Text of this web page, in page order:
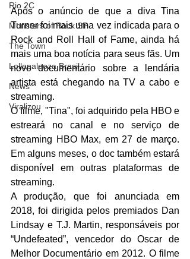
Rio 2C
Monsters of Rock SP
The Town
Lollapalooza Brasil
News
Viralizou
Após o anúncio de que a diva Tina
Turner foi mais uma vez indicada para o
Rock and Roll Hall of Fame, ainda há
mais uma boa notícia para seus fãs. Um
novo documentário sobre a lendária
artista está chegando na TV a cabo e
streaming.
O filme, "Tina", foi adquirido pela HBO e
estreará no canal e no serviço de
streaming HBO Max, em 27 de março.
Em alguns meses, o doc também estará
disponível em outras plataformas de
streaming.
A produção, que foi anunciada em
2018, foi dirigida pelos premiados Dan
Lindsay e T.J. Martin, responsáveis por
“Undefeated”, vencedor do Oscar de
Melhor Documentário em 2012. O filme